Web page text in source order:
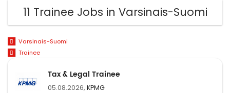
11 Trainee Jobs in Varsinais-Suomi
Varsinais-Suomi
Trainee
Tax & Legal Trainee
05.08.2026, KPMG